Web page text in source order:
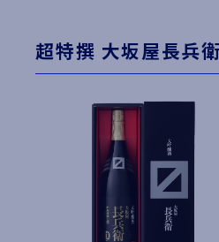
超特撰 大坂屋長兵